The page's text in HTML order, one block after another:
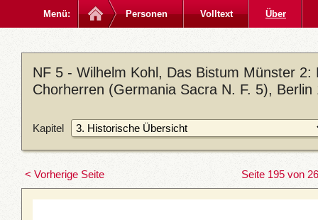
Menü: Personen Volltext Über
NF 5 - Wilhelm Kohl, Das Bistum Münster 2:
Chorherren (Germania Sacra N. F. 5), Berlin
Kapitel
< Vorherige Seite Seite 195 von